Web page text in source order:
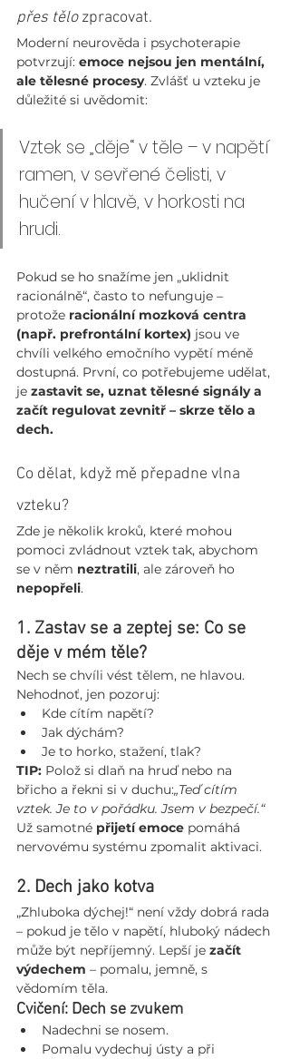
přes tělo zpracovat.
Moderní neurověda i psychoterapie
potvrzují: emoce nejsou jen mentální,
ale tělesné procesy. Zvlášť u vzteku je
důležité si uvědomit:
Vztek se „děje“ v těle – v napětí
ramen, v sevřené čelisti, v
hučení v hlavě, v horkosti na
hrudi.
Pokud se ho snažíme jen „uklidnit
racionálně“, často to nefunguje –
protože racionální mozková centra
(např. prefrontální kortex) jsou ve
chvíli velkého emočního vypětí méně
dostupná. První, co potřebujeme udělat,
je zastavit se, uznat tělesné signály a
začít regulovat zevnitř – skrze tělo a
dech.
Co dělat, když mě přepadne vlna
vzteku?
Zde je několik kroků, které mohou
pomoci zvládnout vztek tak, abychom
se v něm neztratili, ale zároveň ho
nepopřeli.
1. Zastav se a zeptej se: Co se
děje v mém těle?
Nech se chvíli vést tělem, ne hlavou.
Nehodnoť, jen pozoruj:
Kde cítím napětí?
Jak dýchám?
Je to horko, stažení, tlak?
TIP: Polož si dlaň na hruď nebo na
břicho a řekni si v duchu:„Teď cítím
vztek. Je to v pořádku. Jsem v bezpečí.“
Už samotné přijetí emoce pomáhá
nervovému systému zpomalit aktivaci.
2. Dech jako kotva
„Zhluboka dýchej!“ není vždy dobrá rada
– pokud je tělo v napětí, hluboký nádech
může být nepříjemný. Lepší je začít
výdechem – pomalu, jemně, s
vědomím těla.
Cvičení: Dech se zvukem
Nadechni se nosem.
Pomalu vydechuj ústy a při